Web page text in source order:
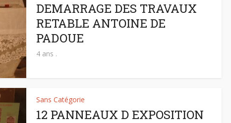
DEMARRAGE DES TRAVAUX
RETABLE ANTOINE DE
PADOUE
4 ans .
Sans Catégorie
12 PANNEAUX D EXPOSITION